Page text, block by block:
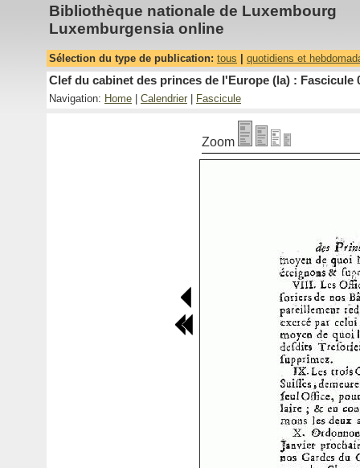
Bibliothèque nationale de Luxembourg
Luxemburgensia online
Sélection du type de publication: tous quotidiens et
Clef du cabinet des princes de l'Europe (la) : Fascicule
Navigation: Home Calendrier Fascicule
Zoom